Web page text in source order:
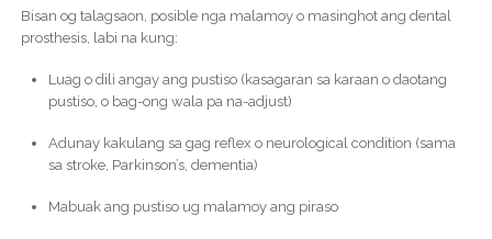
Bisan og talagsaon, posible nga malamoy o masinghot ang dental
prosthesis, labi na kung:
Luag o dili angay ang pustiso (kasagaran sa karaan o daotang
pustiso, o bag-ong wala pa na-adjust)
Adunay kakulang sa gag reflex o neurological condition (sama
sa stroke, Parkinson’s, dementia)
Mabuak ang pustiso ug malamoy ang piraso